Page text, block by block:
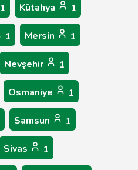
1 Kütahya 1
1 Mersin 1
Nevşehir 1
Osmaniye 1
Samsun 1
Sivas 1